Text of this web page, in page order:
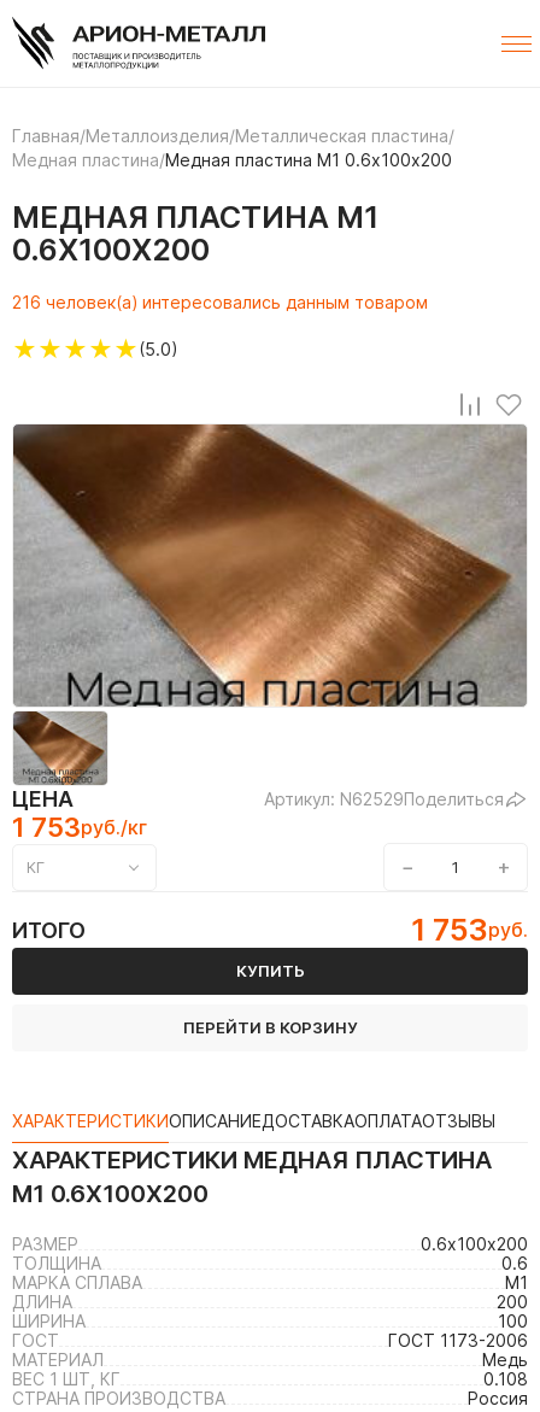
Главная/Металлоизделия/Металлическая пластина/
Медная пластина/Медная пластина М1 0.6х100х200
МЕДНАЯ ПЛАСТИНА М1
0.6Х100Х200
216 человек(а) интересовались данным товаром
★★★★★(5.0)
ЦЕНА Артикул: N62529Поделиться
1 753руб./кг
КГ − +
ИТОГО 1 753руб.
КУПИТЬ
ПЕРЕЙТИ В КОРЗИНУ
ХАРАКТЕРИСТИКИОПИСАНИЕДОСТАВКАОПЛАТАОТЗЫВЫ
ХАРАКТЕРИСТИКИ МЕДНАЯ ПЛАСТИНА
М1 0.6Х100Х200
РАЗМЕР
0.6х100х200
ТОЛЩИНА
0.6
МАРКА СПЛАВА
М1
ДЛИНА
200
ШИРИНА
100
ГОСТ
ГОСТ 1173-2006
МАТЕРИАЛ
Медь
ВЕС 1 ШТ, КГ
0.108
СТРАНА ПРОИЗВОДСТВА
Россия